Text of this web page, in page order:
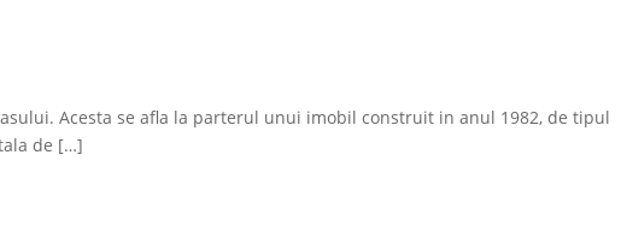
Acesta se afla la parterul unui imobil construit in anul 1982, de tipul
de […]